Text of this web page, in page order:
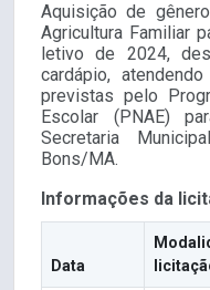
Aquisição de
Agricultura Familiar
letivo de 2024,
cardápio,
previstas pelo
Escolar (PNAE)
Secretaria
Bons/MA.
Informações da
Data